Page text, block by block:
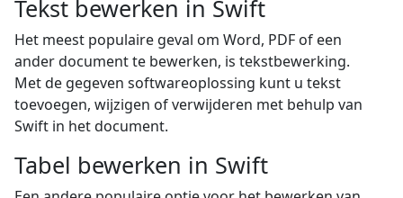
Tekst bewerken in Swift
Het meest populaire geval om Word, PDF of een
ander document te bewerken, is tekstbewerking.
Met de gegeven softwareoplossing kunt u tekst
toevoegen, wijzigen of verwijderen met behulp van
Swift in het document.
Tabel bewerken in Swift